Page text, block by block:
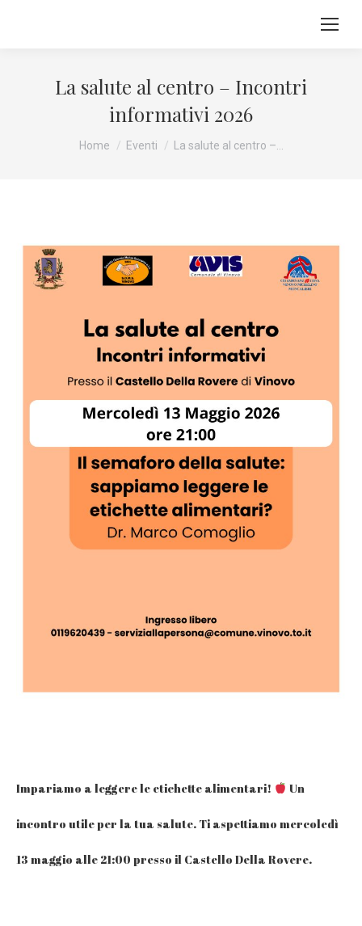
La salute al centro – Incontri
informativi 2026
Tu sei qui:
Home Eventi La salute al centro –…
Impariamo a leggere le etichette alimentari! Un
incontro utile per la tua salute. Ti aspettiamo mercoledì
13 maggio alle 21:00 presso il Castello Della Rovere.